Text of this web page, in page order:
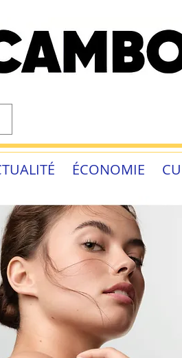
ÉCONOMIE